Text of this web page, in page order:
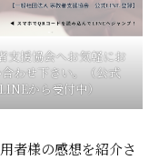
支援協会へお気軽にお
わせ下さい。（公式
LINEから受付中）
者様の感想を紹介さ